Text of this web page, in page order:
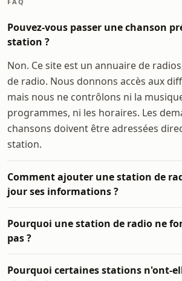
Pouvez-vous passer une chanson
station ?
Non. Ce site est un annuaire de
de radio. Nous donnons accès aux
mais nous ne contrôlons ni la
programmes, ni les horaires. Les
chansons doivent être adressées
station.
Comment ajouter une station de
jour ses informations ?
Pourquoi une station de radio ne
pas ?
Pourquoi certaines stations n'ont-